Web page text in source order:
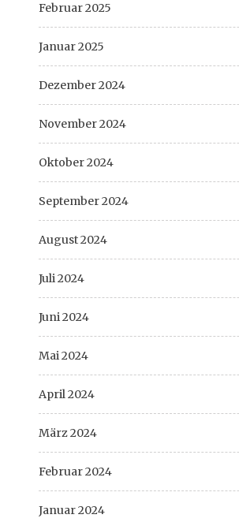
Februar 2025
Januar 2025
Dezember 2024
November 2024
Oktober 2024
September 2024
August 2024
Juli 2024
Juni 2024
Mai 2024
April 2024
März 2024
Februar 2024
Januar 2024